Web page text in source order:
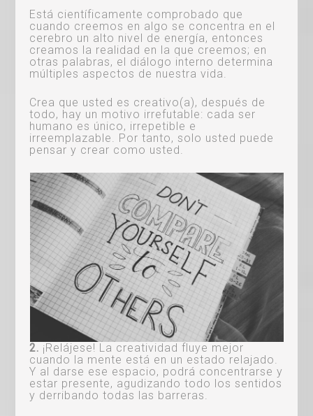
Está científicamente comprobado que
cuando creemos en algo se concentra en el
cerebro un alto nivel de energía, entonces
creamos la realidad en la que creemos; en
otras palabras, el diálogo interno determina
múltiples aspectos de nuestra vida.
Crea que usted es creativo(a), después de
todo, hay un motivo irrefutable: cada ser
humano es único, irrepetible e
irreemplazable. Por tanto, solo usted puede
pensar y crear como usted.
2. ¡Relájese! La creatividad fluye mejor
cuando la mente está en un estado relajado.
Y al darse ese espacio, podrá concentrarse y
estar presente, agudizando todo los sentidos
y derribando todas las barreras.